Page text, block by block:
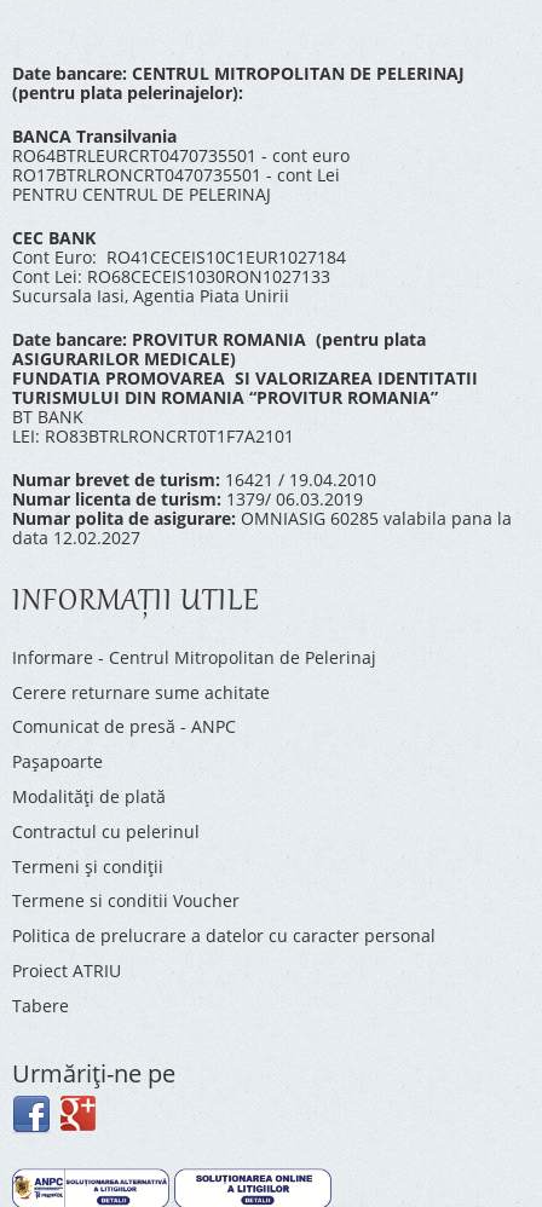
Date bancare: CENTRUL MITROPOLITAN DE PELERINAJ
(pentru plata pelerinajelor):
BANCA Transilvania
RO64BTRLEURCRT0470735501 - cont euro
RO17BTRLRONCRT0470735501 - cont Lei
PENTRU CENTRUL DE PELERINAJ
CEC BANK
Cont Euro: RO41CECEIS10C1EUR1027184
Cont Lei: RO68CECEIS1030RON1027133
Sucursala Iasi, Agentia Piata Unirii
Date bancare: PROVITUR ROMANIA (pentru plata
ASIGURARILOR MEDICALE)
FUNDATIA PROMOVAREA SI VALORIZAREA IDENTITATII
TURISMULUI DIN ROMANIA “PROVITUR ROMANIA”
BT BANK
LEI: RO83BTRLRONCRT0T1F7A2101
Numar brevet de turism: 16421 / 19.04.2010
Numar licenta de turism: 1379/ 06.03.2019
Numar polita de asigurare: OMNIASIG 60285 valabila pana la
data 12.02.2027
INFORMAŢII UTILE
Informare - Centrul Mitropolitan de Pelerinaj
Cerere returnare sume achitate
Comunicat de presă - ANPC
Pașapoarte
Modalități de plată
Contractul cu pelerinul
Termeni și condiții
Termene si conditii Voucher
Politica de prelucrare a datelor cu caracter personal
Proiect ATRIU
Tabere
Urmăriţi-ne pe